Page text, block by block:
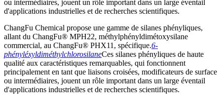
ou intermédiaires, jouent un rôle important dans un large éventail
d'applications industrielles et de recherches scientifiques.
ChangFu Chemical propose une gamme de silanes phényliques,
allant du ChangFu® MPH22, méthylphényldimétoxysilane
commercial, au ChangFu® PHX11, spécifique.6-
phényléxyldiméthylchlorosilaneCes silanes phényliques de haute
qualité aux caractéristiques remarquables, qui fonctionnent
principalement en tant que liaisons croisées, modificateurs de surface
ou intermédiaires, jouent un rôle important dans un large éventail
d'applications industrielles et de recherches scientifiques.